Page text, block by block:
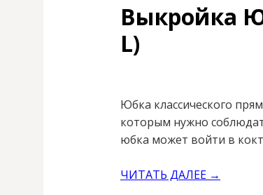
Выкройка
L)
Юбка классического
которым нужно
юбка может войти в
ЧИТАТЬ ДАЛЕЕ →